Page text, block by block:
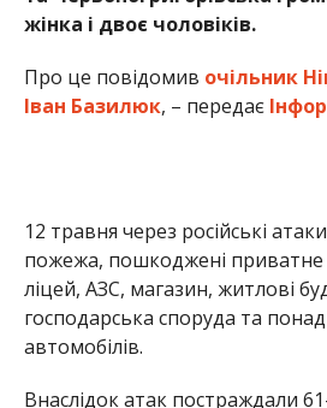
жінка і двоє чоловіків.
Про це повідомив очільник
Іван Базилюк, – передає
12 травня через російські
пожежа, пошкоджені приватне
ліцей, АЗС, магазин, житлові
господарська споруда та
автомобілів.
Внаслідок атак постраждали